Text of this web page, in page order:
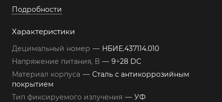
Подробности
Характеристики
Децимальный номер — НБИЕ.437114.010
Напряжение питания, В — 9÷28 DC
Материал корпуса — Сталь с антикоррозийным
покрытием
Тип фиксируемого излучения — УФ